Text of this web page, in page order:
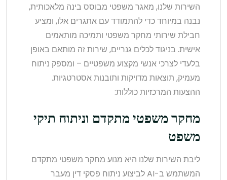
השירות שלנו, מאגר משפטי מבוסס בינה מלאכותית,
נבנה במיוחד כדי להתמודד עם אתגרים אלו, ומציע
חבילת שירותי מחקר משפטי ותמיכה מותאמים
אישית. בניגוד לכלים גנריים, שירות זה מותאם באופן
בלעדי לצרכי אנשי מקצוע משפטיים – ומספק ניתוח
מעמיק, תוצאות מדויקות ותובנות אסטרטגיות.
ההצעות המרכזיות כוללות:
מחקר משפטי מתקדם וניתוח תיקי
משפט
ליבת השירות שלנו היא מנוע מחקר משפטי מתקדם
המשתמש ב-AI לביצוע ניתוח פסקי דין מעבר